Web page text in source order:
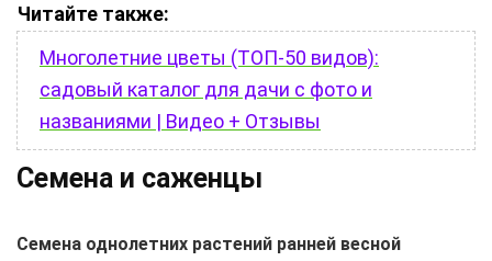
Читайте также:
Многолетние цветы (ТОП-50 видов):
садовый каталог для дачи с фото и
названиями | Видео + Отзывы
Семена и саженцы
Семена однолетних растений ранней весной